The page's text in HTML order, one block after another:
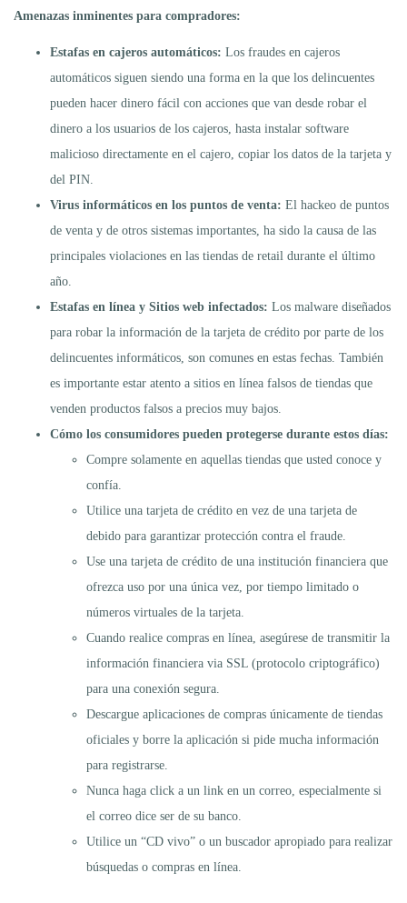
Amenazas inminentes para compradores:
Estafas en cajeros automáticos: Los fraudes en cajeros
automáticos siguen siendo una forma en la que los delincuentes
pueden hacer dinero fácil con acciones que van desde robar el
dinero a los usuarios de los cajeros, hasta instalar software
malicioso directamente en el cajero, copiar los datos de la tarjeta y
del PIN.
Virus informáticos en los puntos de venta: El hackeo de puntos
de venta y de otros sistemas importantes, ha sido la causa de las
principales violaciones en las tiendas de retail durante el último
año.
Estafas en línea y Sitios web infectados: Los malware diseñados
para robar la información de la tarjeta de crédito por parte de los
delincuentes informáticos, son comunes en estas fechas. También
es importante estar atento a sitios en línea falsos de tiendas que
venden productos falsos a precios muy bajos.
Cómo los consumidores pueden protegerse durante estos días:
Compre solamente en aquellas tiendas que usted conoce y
confía.
Utilice una tarjeta de crédito en vez de una tarjeta de
debido para garantizar protección contra el fraude.
Use una tarjeta de crédito de una institución financiera que
ofrezca uso por una única vez, por tiempo limitado o
números virtuales de la tarjeta.
Cuando realice compras en línea, asegúrese de transmitir la
información financiera via SSL (protocolo criptográfico)
para una conexión segura.
Descargue aplicaciones de compras únicamente de tiendas
oficiales y borre la aplicación si pide mucha información
para registrarse.
Nunca haga click a un link en un correo, especialmente si
el correo dice ser de su banco.
Utilice un “CD vivo” o un buscador apropiado para realizar
búsquedas o compras en línea.